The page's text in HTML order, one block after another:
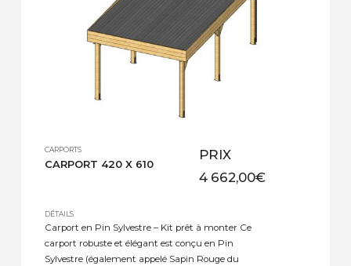
CARPORTS
CARPORT 420 X 610
PRIX
4 662,00€
DÉTAILS
Carport en Pin Sylvestre – Kit prêt à monter Ce
carport robuste et élégant est conçu en Pin
Sylvestre (également appelé Sapin Rouge du